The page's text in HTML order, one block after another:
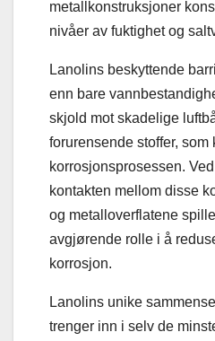
metallkonstruksjoner
nivåer av fuktighet og
Lanolins beskyttende
enn bare
skjold mot skadelige
forurensende stoffer, som
korrosjonsprosessen.
kontakten mellom disse
og metalloverflatene
avgjørende rolle i å
korrosjon.
Lanolins unike
trenger inn i selv de